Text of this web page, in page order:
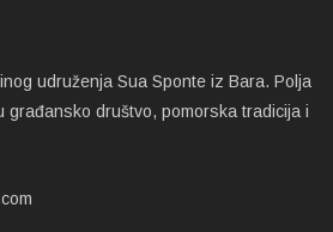
udruženja Sua Sponte iz Bara. Polja
građansko društvo, pomorska tradicija i